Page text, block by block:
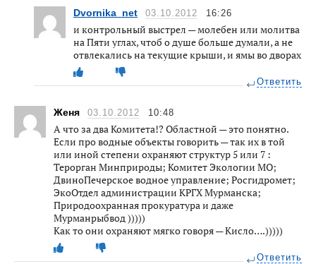
Dvornika_net 03.10.2012 16:26
и контрольный выстрел — молебен или молитва
на Пяти углах, чтоб о душе больше думали, а не
отвлекались на текущие крыши, и ямы во дворах
Ответить
Женя 03.10.2012 10:48
А что за два Комитета!? Областной — это понятно.
Если про водные объекты говорить — так их в той
или иной степени охраняют структур 5 или 7 :
Терорган Минприроды; Комитет Экологии МО;
ДвиноПечерское водное управление; Росгидромет;
ЭкоОтдел администрации КРГХ Мурманска;
Природоохранная прокуратура и даже
Мурманрыбвод )))))
Как то они охраняют мягко говоря — Кисло….)))))
Ответить